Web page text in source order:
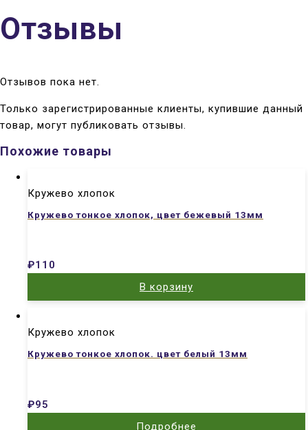
Отзывы
Отзывов пока нет.
Только зарегистрированные клиенты, купившие данный
товар, могут публиковать отзывы.
Похожие товары
Кружево хлопок
Кружево тонкое хлопок, цвет бежевый 13мм
₽110
В корзину
Кружево хлопок
Кружево тонкое хлопок. цвет белый 13мм
₽95
Подробнее